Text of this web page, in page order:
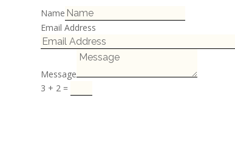
Name
Email Address
Message
3 + 2 =